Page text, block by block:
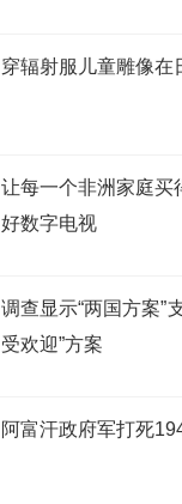
穿辐射服儿童雕像在
让每一个非洲家庭买
好数字电视
调查显示“两国方案”
受欢迎”方案
阿富汗政府军打死